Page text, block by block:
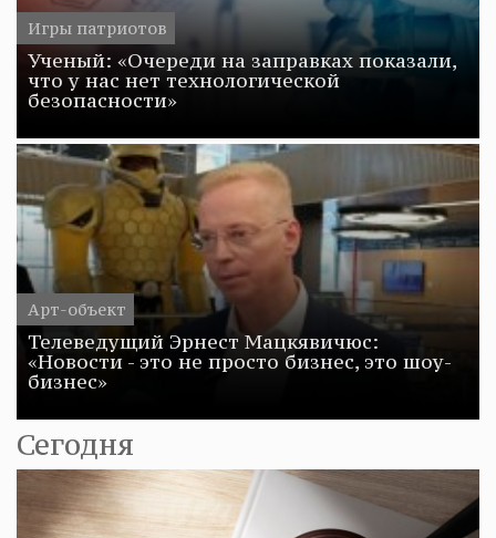
Игры патриотов
Ученый: «Очереди на заправках показали,
что у нас нет технологической
безопасности»
Арт-объект
Телеведущий Эрнест Мацкявичюс:
«Новости - это не просто бизнес, это шоу-
бизнес»
Сегодня